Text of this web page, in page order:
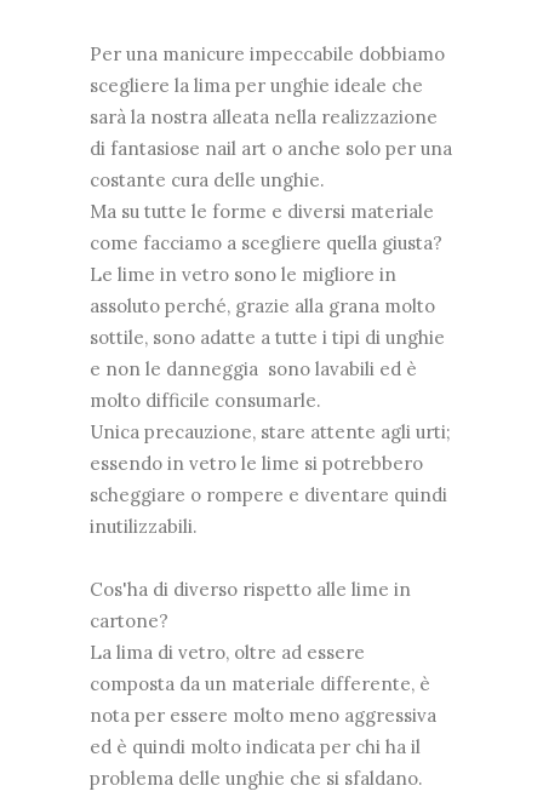
Per una manicure impeccabile dobbiamo
scegliere la lima per unghie ideale che
sarà la nostra alleata nella realizzazione
di fantasiose nail art o anche solo per una
costante cura delle unghie.
Ma su tutte le forme e diversi materiale
come facciamo a scegliere quella giusta?
Le lime in vetro sono le migliore in
assoluto perché, grazie alla grana molto
sottile, sono adatte a tutte i tipi di unghie
e non le danneggia sono lavabili ed è
molto difficile consumarle.
Unica precauzione, stare attente agli urti;
essendo in vetro le lime si potrebbero
scheggiare o rompere e diventare quindi
inutilizzabili.
Cos'ha di diverso rispetto alle lime in
cartone?
La lima di vetro, oltre ad essere
composta da un materiale differente, è
nota per essere molto meno aggressiva
ed è quindi molto indicata per chi ha il
problema delle unghie che si sfaldano.